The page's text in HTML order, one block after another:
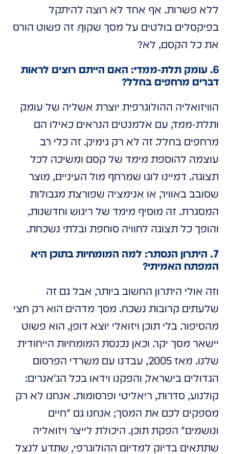
ללא פשרות. אף אחד לא רוצה להיתקל
בפיקסלים בולטים על מסך שקוף. זה פשוט הורס
את כל הקסם, לא?
6. עומק תלת-ממדי: האם הייתם רוצים לראות
דברים מרחפים בחלל?
הוויזואליה ההולוגרפית יוצרת אשליה של עומק
ותלת-ממד, עם אלמנטים הנראים כאילו הם
מרחפים בחלל. זה לא רק גימיק. זה כלי רב
עוצמה להוספת מימד של קסם ומשיכה לכל
תצוגה. דמיינו לוגו שמרחף מול העיניים, מוצר
שסובב באוויר, או אנימציה שפורצת מגבולות
המסגרת. זה מוסיף מימד של ריגוש וחדשנות,
והופך כל תצוגה לחוויה סוחפת ובלתי נשכחת.
7. היתרון הנסתר: למה המומחיות בתוכן היא
המפתח האמיתי?
וזה אולי היתרון החשוב ביותר, אבל גם זה
שלעתים קרובות נשכח. מסך מדהים הוא רק חצי
מהסיפור. בלי תוכן ויזואלי יוצא דופן, הוא פשוט
יישאר מסך יקר. וכאן נכנסת המומחיות הייחודית
שלנו. מאז 2005, עבדנו עם משרדי הפרסום
הגדולים בישראל, והפקנו וידאו בכל הג'אנרים:
קולנוע, סדרות, ריאליטי ופרסומות. אנחנו לא רק
מספקים לכם את המסך; אנחנו גם חיים
ונושמים הפקת תוכן. היכולת לייצר ויזואליה
שתתאים בדיוק למדיום ההולוגרפי, שתדע לנצל